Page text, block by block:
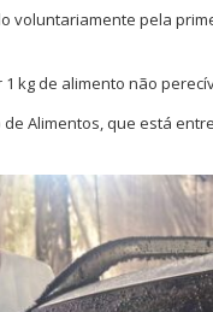
voluntariamente pela
kg de alimento não
Alimentos, que está